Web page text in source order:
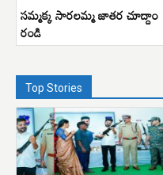
సమ్మక్క సారలమ్మ జాతర చూద్దాం
రండి
Top Stories